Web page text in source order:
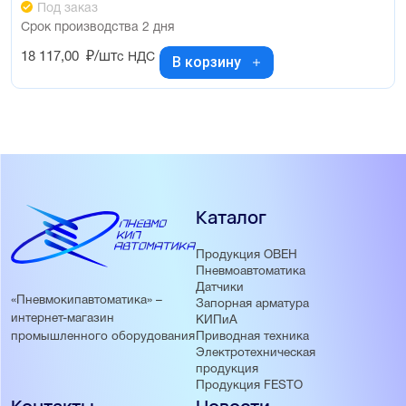
Под заказ
Срок производства 2 дня
18 117,00 ₽/штс НДС В корзину
«Пневмокипавтоматика» –
интернет-магазин
промышленного оборудования
Каталог
Продукция ОВЕН
Пневмоавтоматика
Датчики
Запорная арматура
КИПиА
Приводная техника
Электротехническая
продукция
Продукция FESTO